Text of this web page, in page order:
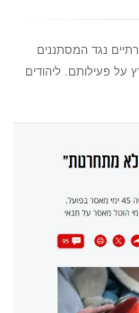
נגד המסתננים
על פעילותם. ליהודים